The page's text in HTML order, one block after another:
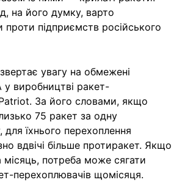
на його думку, варто
проти підприємств російського
увагу на обмежені
виробництві ракет-
За його словами, якщо
75 ракет за одну
їхнього перехоплення
вдвічі більше протиракет. Якщо
місяць, потреба може сягати
перехоплювачів щомісяця.